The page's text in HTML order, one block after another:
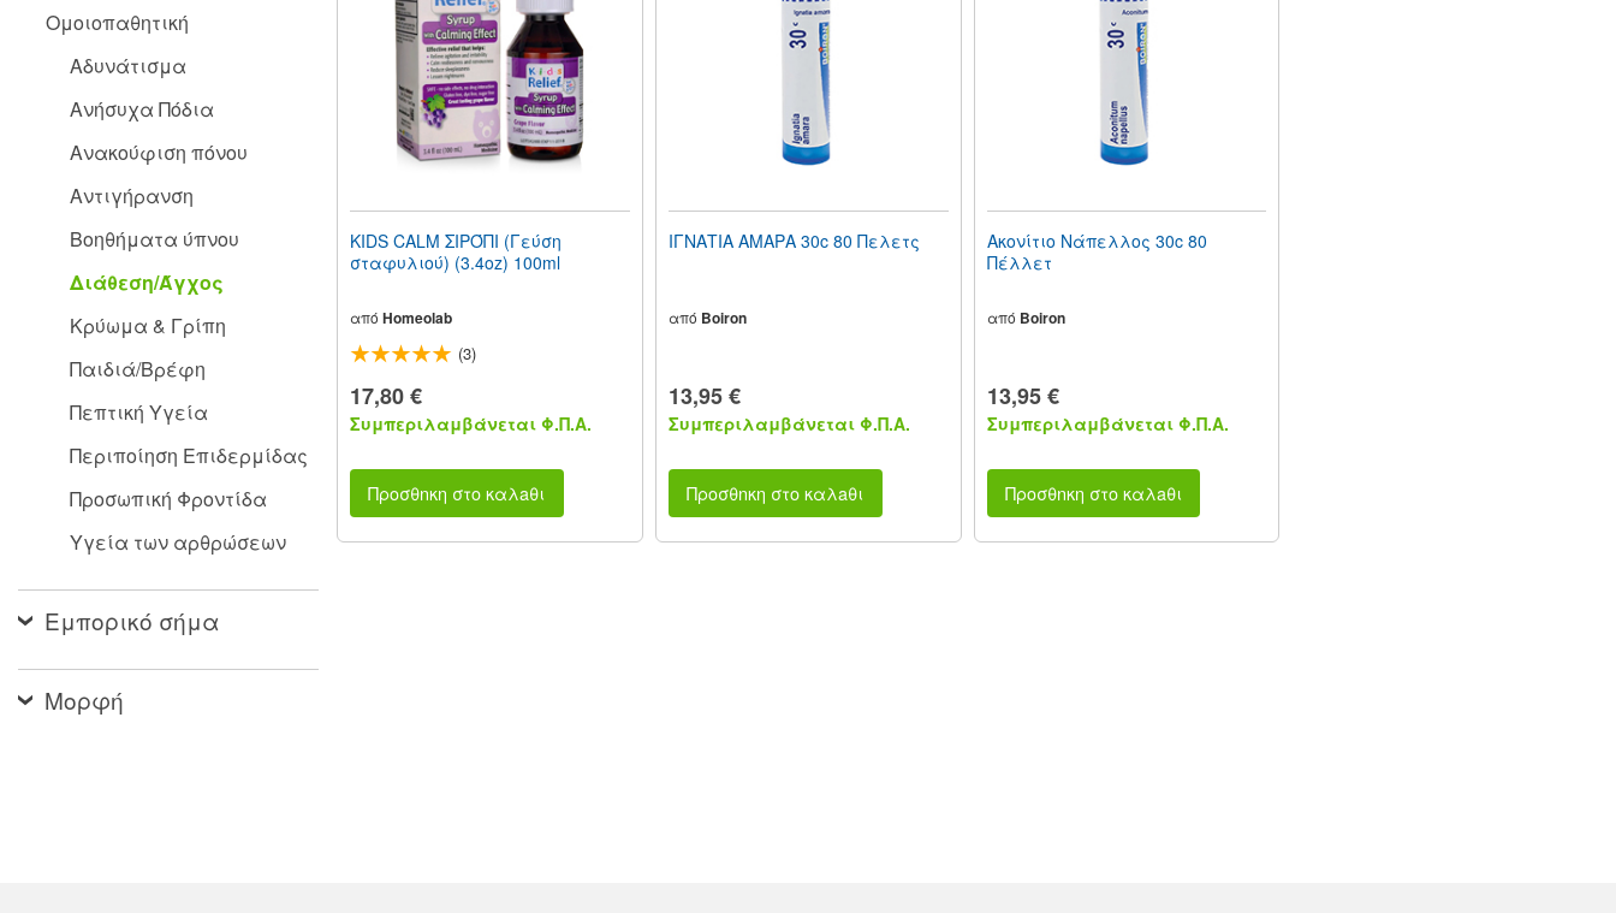
people
disabilities
accessibility
Ομοιοπαθητική
Αδυνάτισμα
Ανήσυχα Πόδια
Ανακούφιση πόνου
Αντιγήρανση
Βοηθήματα ύπνου
Διάθεση/Άγχος
Κρύωμα & Γρίπη
Παιδιά/Βρέφη
Πεπτική Υγεία
Περιποίηση Επιδερμίδας
Προσωπική Φροντίδα
Υγεία των αρθρώσεων
Εμπορικό σήμα
Μορφή
KIDS CALM ΣΙΡΌΠΙ (Γεύση
σταφυλιού) (3.4oz) 100ml
από Homeolab
(3)
17,80 €
Συμπεριλαμβάνεται Φ.Π.Α.
Προσθnκη στο καλaθι
ΙΓΝΑΤΙΑ ΑΜΑΡΑ 30c 80 Πελετς
από Boiron
13,95 €
Συμπεριλαμβάνεται Φ.Π.Α.
Προσθnκη στο καλaθι
Ακονίτιο Νάπελλος 30c 80
Πέλλετ
από Boiron
13,95 €
Συμπεριλαμβάνεται Φ.Π.Α.
Προσθnκη στο καλaθι